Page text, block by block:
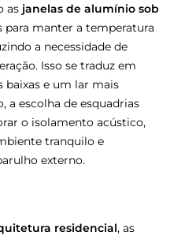
as janelas de alumínio sob
para manter a temperatura
a necessidade de
Isso se traduz em
baixas e um lar mais
a escolha de esquadrias
o isolamento acústico,
tranquilo e
externo.
residencial, as